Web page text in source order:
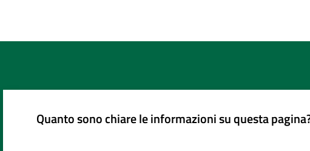
Quanto sono chiare le informazioni su questa